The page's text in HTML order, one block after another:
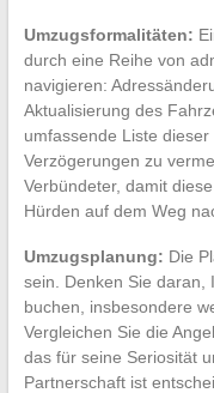
Umzugsformalitäten:
durch eine Reihe von
navigieren:
Aktualisierung des
umfassende Liste
Verzögerungen zu
Verbündeter, damit
Hürden auf dem Weg
Umzugsplanung: Die
sein. Denken Sie daran,
buchen, insbesondere
Vergleichen Sie die
das für seine Seriosität
Partnerschaft ist